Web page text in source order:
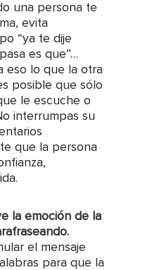
una persona te
evita
“ya te dije
es que”…
eso lo que la otra
posible que sólo
le escuche o
interrumpas su
que la persona
la emoción de la
el mensaje
para que la